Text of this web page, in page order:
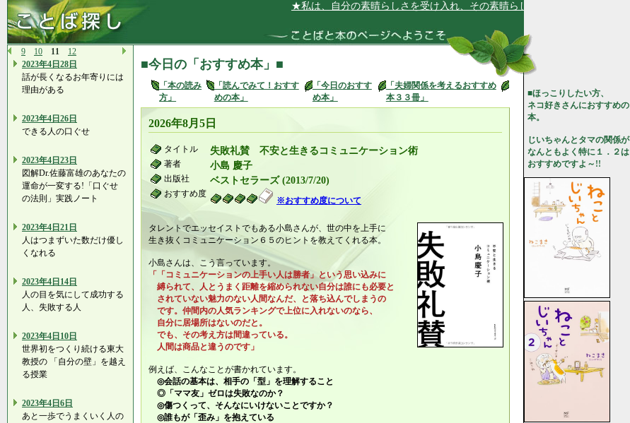
★私は、自分の素晴らしさを受け入れ、その素晴らしさを活かしています★
9 10 11
12
2023年4日28日
話が長くなるお年寄りには
理由がある
2023年4日26日
できる人の口ぐせ
2023年4日23日
図解Dr.佐藤富雄のあなたの
運命が一変する!「口ぐせ
の法則」実践ノート
2023年4日21日
人はつまずいた数だけ優し
くなれる
2023年4日14日
人の目を気にして成功する
人、失敗する人
2023年4日10日
世界初をつくり続ける東大
教授の 「自分の壁」を越え
る授業
2023年4日6日
あと一歩でうまくいく人の
■今日の「おすすめ本」■
「本の読み
方」
「読んでみて！おすす
めの本」
「今日のおすす
め本」
「夫婦関係を考えるおすすめ
本３３冊」
2026年8月5日
タイトル 失敗礼賛 不安と生きるコミュニケーション術
著者 小島 慶子
出版社 ベストセラーズ (2013/7/20)
おすすめ度
※おすすめ度について
タレントでエッセイストでもある小島さんが、世の中を上手に
生き抜くコミュニケーション６５のヒントを教えてくれる本。
小島さんは、こう言っています。
「「コミュニケーションの上手い人は勝者」という思い込みに
縛られて、人とうまく距離を縮められない自分は誰にも必要と
されていない魅力のない人間なんだ、と落ち込んでしまうの
です。仲間内の人気ランキングで上位に入れないのなら、
自分に居場所はないのだと。
でも、その考え方は間違っている。
人間は商品と違うのです」
例えば、こんなことが書かれています。
◎会話の基本は、相手の「型」を理解すること
◎「ママ友」ゼロは失敗なのか？
◎傷つくって、そんなにいけないことですか？
◎誰もが「歪み」を抱えている
■ほっこりしたい方、
ネコ好きさんにおすすめの
本。
じいちゃんとタマの関係が
なんともよく特に１．２は
おすすめですよ～!!